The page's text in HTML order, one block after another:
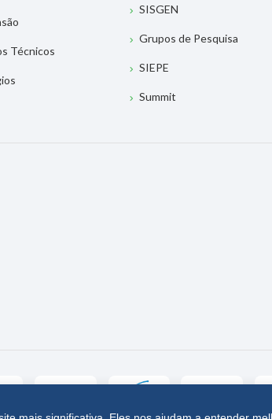
Técnicos
SISGEN
Grupos de Pesquisa
SIEPE
Summit